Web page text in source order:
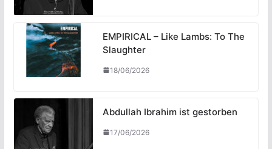
EMPIRICAL – Like Lambs: To The
Slaughter
18/06/2026
Abdullah Ibrahim ist gestorben
17/06/2026